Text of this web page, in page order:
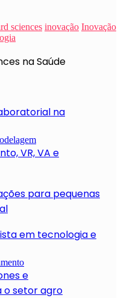
sciences inovação Inovação
na Saúde
na
VR, VA e
para pequenas
em tecnologia e
e
o setor agro